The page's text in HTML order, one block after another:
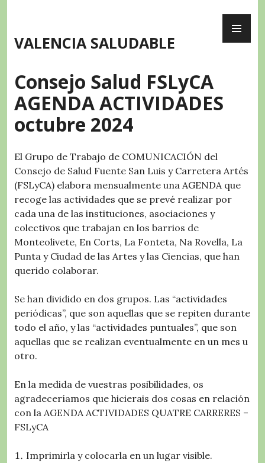
content
VALENCIA SALUDABLE
Consejo Salud FSLyCA
AGENDA ACTIVIDADES
octubre 2024
El Grupo de Trabajo de COMUNICACIÓN del
Consejo de Salud Fuente San Luis y Carretera Artés
(FSLyCA) elabora mensualmente una AGENDA que
recoge las actividades que se prevé realizar por
cada una de las instituciones, asociaciones y
colectivos que trabajan en los barrios de
Monteolivete, En Corts, La Fonteta, Na Rovella, La
Punta y Ciudad de las Artes y las Ciencias, que han
querido colaborar.
Se han dividido en dos grupos. Las “actividades
periódicas”, que son aquellas que se repiten durante
todo el año, y las “actividades puntuales”, que son
aquellas que se realizan eventualmente en un mes u
otro.
En la medida de vuestras posibilidades, os
agradeceríamos que hicierais dos cosas en relación
con la AGENDA ACTIVIDADES QUATRE CARRERES –
FSLyCA
Imprimirla y colocarla en un lugar visible.